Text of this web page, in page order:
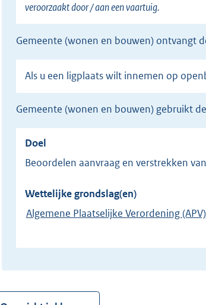
veroorzaakt door / aan een vaartuig.
gemeente (wonen en bouwen) ontvangt
Als u een ligplaats wilt innemen op
gemeente (wonen en bouwen) gebruikt
Doel
Beoordelen aanvraag en verstrekken
Wettelijke grondslag(en)
Algemene Plaatselijke Verordening (APV)(